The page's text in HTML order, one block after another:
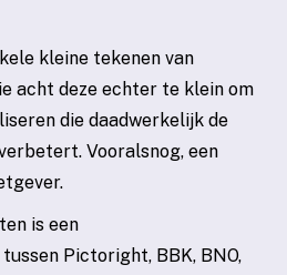
kleine tekenen van
acht deze echter te klein om
die daadwerkelijk de
Vooralsnog, een
is een
Pictoright, BBK, BNO,